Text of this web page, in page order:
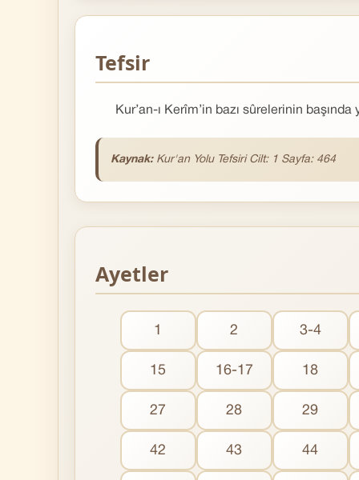
Tefsir
Kur’an-ı Kerîm’in bazı sûrelerinin
Kaynak: Kur'an Yolu Tefsiri Cilt: 1 Sayfa: 464
Ayetler
1 2 3-4
15 16-17 18
27 28 29
42 43 44